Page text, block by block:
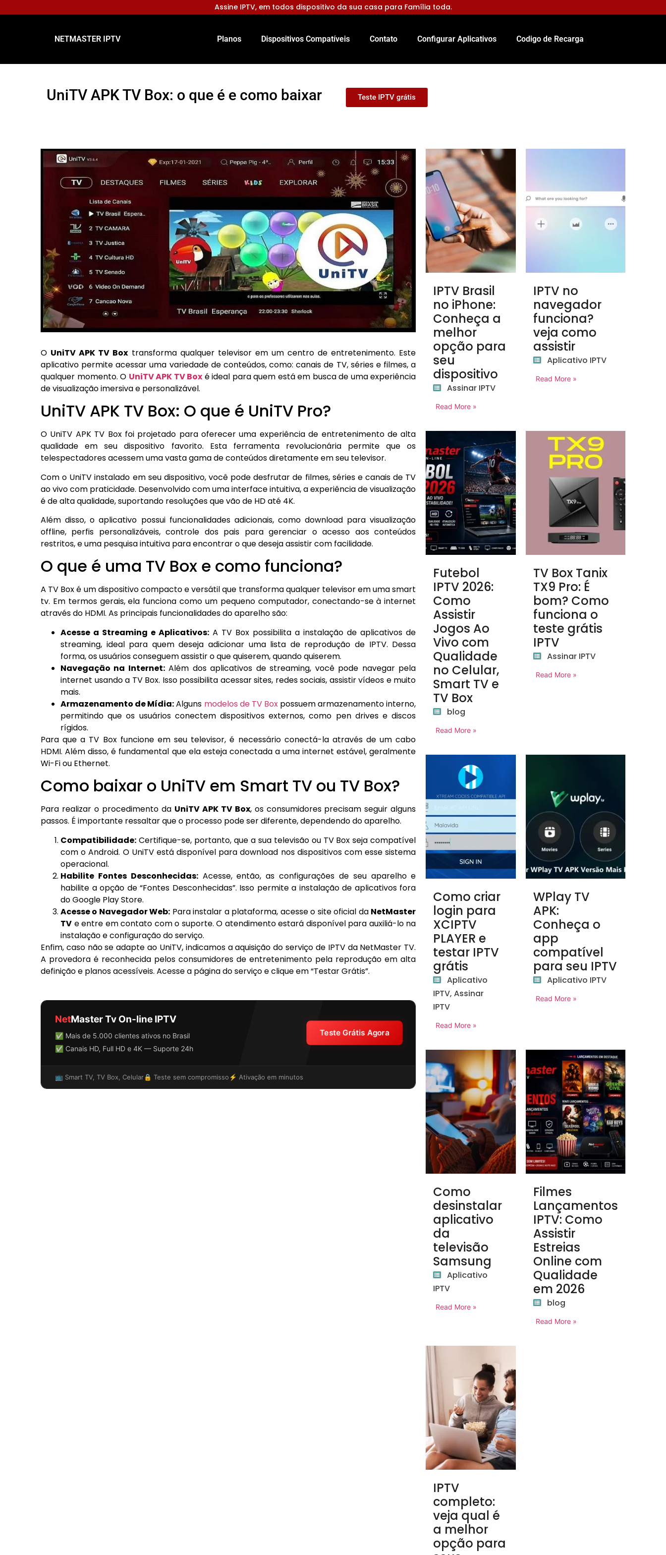
Assine IPTV, em todos dispositivo da sua casa para Família toda.
NETMASTER IPTV Planos Dispositivos Compatíveis Contato Configurar Aplicativos Codigo de Recarga
UniTV APK TV Box: o que é e como baixar Teste IPTV grátis
O UniTV APK TV Box transforma qualquer televisor em um centro de entretenimento. Este
aplicativo permite acessar uma variedade de conteúdos, como: canais de TV, séries e filmes, a
qualquer momento. O UniTV APK TV Box é ideal para quem está em busca de uma experiência
de visualização imersiva e personalizável.
UniTV APK TV Box: O que é UniTV Pro?
O UniTV APK TV Box foi projetado para oferecer uma experiência de entretenimento de alta
qualidade em seu dispositivo favorito. Esta ferramenta revolucionária permite que os
telespectadores acessem uma vasta gama de conteúdos diretamente em seu televisor.
Com o UniTV instalado em seu dispositivo, você pode desfrutar de filmes, séries e canais de TV
ao vivo com praticidade. Desenvolvido com uma interface intuitiva, a experiência de visualização
é de alta qualidade, suportando resoluções que vão de HD até 4K.
Além disso, o aplicativo possui funcionalidades adicionais, como download para visualização
offline, perfis personalizáveis, controle dos pais para gerenciar o acesso aos conteúdos
restritos, e uma pesquisa intuitiva para encontrar o que deseja assistir com facilidade.
O que é uma TV Box e como funciona?
A TV Box é um dispositivo compacto e versátil que transforma qualquer televisor em uma smart
tv. Em termos gerais, ela funciona como um pequeno computador, conectando-se à internet
através do HDMI. As principais funcionalidades do aparelho são:
Acesse a Streaming e Aplicativos: A TV Box possibilita a instalação de aplicativos de
streaming, ideal para quem deseja adicionar uma lista de reprodução de IPTV. Dessa
forma, os usuários conseguem assistir o que quiserem, quando quiserem.
Navegação na Internet:Além dos aplicativos de streaming, você pode navegar pela
internet usando a TV Box. Isso possibilita acessar sites, redes sociais, assistir vídeos e muito
mais.
Armazenamento de Mídia:Alguns modelos de TV Boxpossuem armazenamento interno,
permitindo que os usuários conectem dispositivos externos, como pen drives e discos
rígidos.
Para que a TV Box funcione em seu televisor, é necessário conectá-la através de um cabo
HDMI. Além disso, é fundamental que ela esteja conectada a uma internet estável, geralmente
Wi-Fi ou Ethernet.
Como baixar o UniTV em Smart TV ou TV Box?
Para realizar o procedimento da UniTV APK TV Box, os consumidores precisam seguir alguns
passos. É importante ressaltar que o processo pode ser diferente, dependendo do aparelho.
Compatibilidade: Certifique-se, portanto, que a sua televisão ou TV Box seja compatível
com o Android. O UniTV está disponível para download nos dispositivos com esse sistema
operacional.
Habilite Fontes Desconhecidas:Acesse, então, as configurações de seu aparelho e
habilite a opção de “Fontes Desconhecidas”. Isso permite a instalação de aplicativos fora
do Google Play Store.
Acesse o Navegador Web: Para instalar a plataforma, acesse o site oficial da NetMaster
TV e entre em contato com o suporte. O atendimento estará disponível para auxiliá-lo na
instalação e configuração do serviço.
Enfim, caso não se adapte ao UniTV, indicamos a aquisição do serviço de IPTV da NetMaster TV.
A provedora é reconhecida pelos consumidores de entretenimento pela reprodução em alta
definição e planos acessíveis. Acesse a página do serviço e clique em “Testar Grátis”.
NetMaster Tv On-line IPTV
✅ Mais de 5.000 clientes ativos no Brasil
✅ Canais HD, Full HD e 4K — Suporte 24h
Teste Grátis Agora
📺 Smart TV, TV Box, Celular🔒 Teste sem compromisso⚡ Ativação em minutos
IPTV Brasil
no iPhone:
Conheça a
melhor
opção para
seu
dispositivo
Assinar IPTV
Read More »
IPTV no
navegador
funciona?
veja como
assistir
Aplicativo IPTV
Read More »
Futebol
IPTV 2026:
Como
Assistir
Jogos Ao
Vivo com
Qualidade
no Celular,
Smart TV e
TV Box
blog
Read More »
TV Box Tanix
TX9 Pro: É
bom? Como
funciona o
teste grátis
IPTV
Assinar IPTV
Read More »
Como criar
login para
XCIPTV
PLAYER e
testar IPTV
grátis
Aplicativo
IPTV,Assinar
IPTV
Read More »
WPlay TV
APK:
Conheça o
app
compatível
para seu IPTV
Aplicativo IPTV
Read More »
Como
desinstalar
aplicativo
da
televisão
Samsung
Aplicativo
IPTV
Read More »
Filmes
Lançamentos
IPTV: Como
Assistir
Estreias
Online com
Qualidade
em 2026
blog
Read More »
IPTV
completo:
veja qual é
a melhor
opção para